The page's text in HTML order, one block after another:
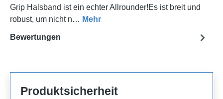
Grip Halsband ist ein echter Allrounder!Es ist breit und
robust, um nicht n… Mehr
Bewertungen
Produktsicherheit